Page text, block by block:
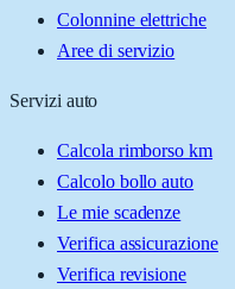
Colonnine elettriche
Aree di servizio
Servizi auto
Calcola rimborso km
Calcolo bollo auto
Le mie scadenze
Verifica assicurazione
Verifica revisione